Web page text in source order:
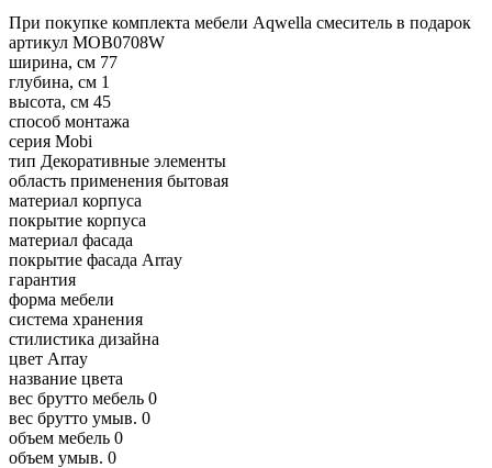
При покупке комплекта мебели Aqwella смеситель в подарок
артикул MOB0708W
ширина, см 77
глубина, см 1
высота, см 45
способ монтажа
серия Mobi
тип Декоративные элементы
область применения бытовая
материал корпуса
покрытие корпуса
материал фасада
покрытие фасада Array
гарантия
форма мебели
система хранения
стилистика дизайна
цвет Array
название цвета
вес брутто мебель 0
вес брутто умыв. 0
объем мебель 0
объем умыв. 0